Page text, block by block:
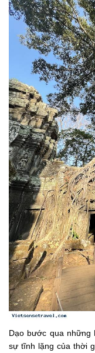
Dạo bước qua những
sự tĩnh lặng của thời